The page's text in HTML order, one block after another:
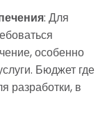
: Для
особенно
Бюджет где
разработки, в